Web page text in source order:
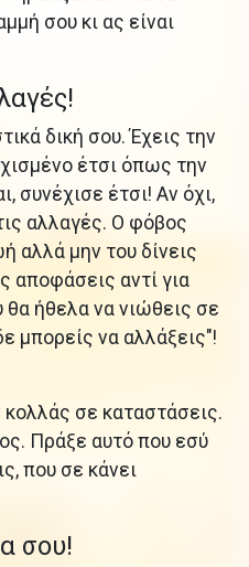
σου κι ας είναι
δική σου. Έχεις την
έτσι όπως την
συνέχισε έτσι! Αν όχι,
αλλαγές. Ο φόβος
αλλά μην του δίνεις
αποφάσεις αντί για
ήθελα να νιώθεις σε
μπορείς να αλλάξεις"!
σε καταστάσεις.
Πράξε αυτό που εσύ
που σε κάνει
σου!